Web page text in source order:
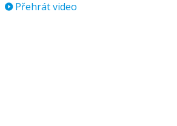
Přehrát video